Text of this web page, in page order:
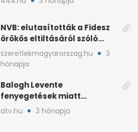
NVB: elutasították a Fidesz
örökös eltiltásáról szóló
népszavazást
szeretlekmagyarorszag.hu
3
hónapja
Balogh Levente
fenyegetések miatt
lemondta erdélyi előadás-
atv.hu 3 hónapja